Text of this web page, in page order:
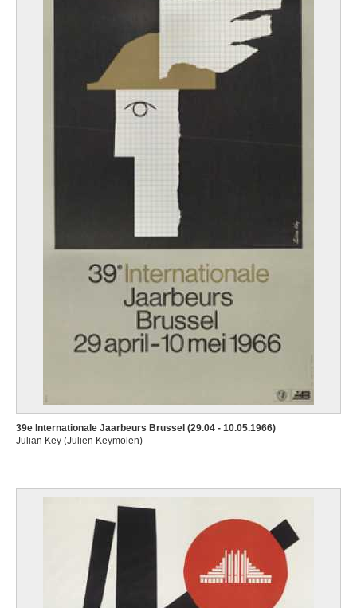
39e Internationale Jaarbeurs Brussel (29.04 - 10.05.1966)
Julian Key (Julien Keymolen)